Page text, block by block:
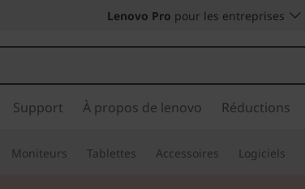
Lenovo Pro pour les entreprises
Support À propos de lenovo Réductions
Moniteurs Tablettes Accessoires Logiciels